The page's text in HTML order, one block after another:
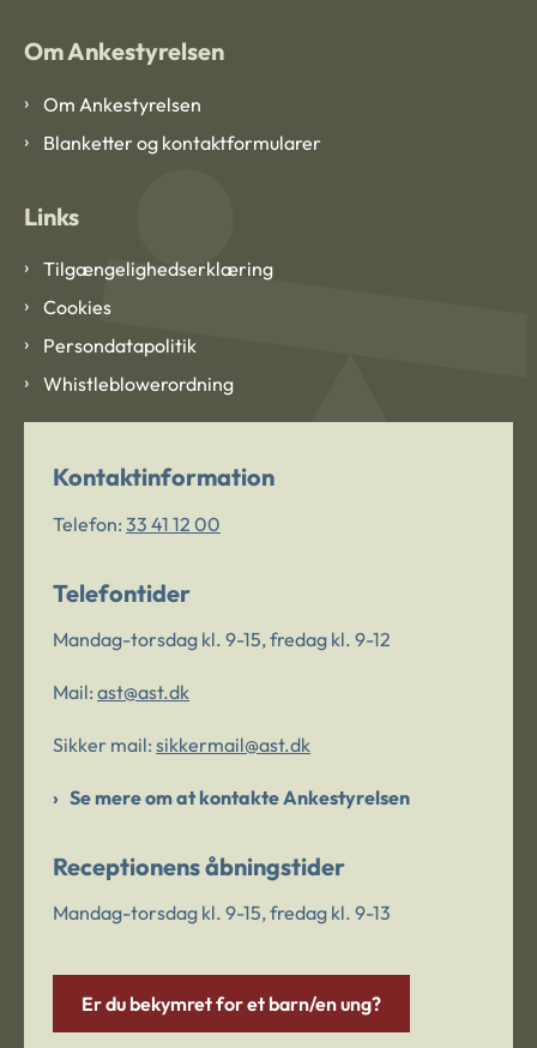
Om Ankestyrelsen
Om Ankestyrelsen
Blanketter og kontaktformularer
Links
Tilgængelighedserklæring
Cookies
Persondatapolitik
Whistleblowerordning
Kontaktinformation
Telefon: 33 41 12 00
Telefontider
Mandag-torsdag kl. 9-15, fredag kl. 9-12
Mail: ast@ast.dk
Sikker mail: sikkermail@ast.dk
Se mere om at kontakte Ankestyrelsen
Receptionens åbningstider
Mandag-torsdag kl. 9-15, fredag kl. 9-13
Er du bekymret for et barn/en ung?